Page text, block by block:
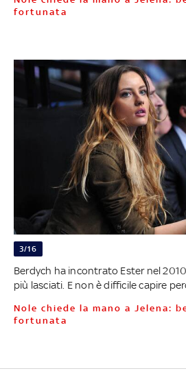
fortunata
3/16
Berdych ha incontrato Ester nel
più lasciati. E non è difficile capire
Nole chiede la mano a Jelena: bella, benedetta e
fortunata